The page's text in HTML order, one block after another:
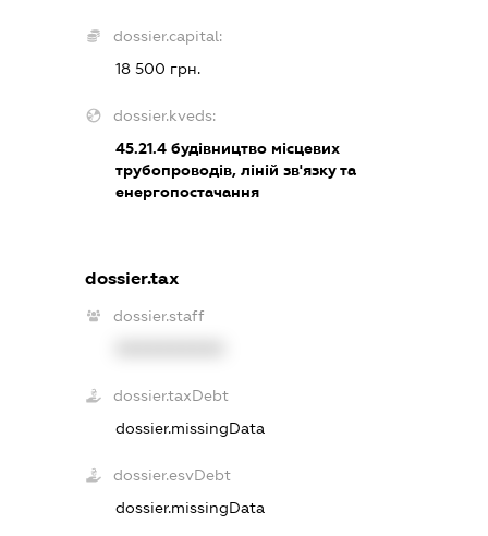
dossier.capital:
18 500 грн.
dossier.kveds:
45.21.4 будівництво місцевих
трубопроводів, ліній зв'язку та
енергопостачання
dossier.tax
dossier.staff
dossier.taxDebt
dossier.missingData
dossier.esvDebt
dossier.missingData